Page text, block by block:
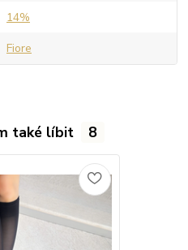
14%
Fiore
také líbit 8